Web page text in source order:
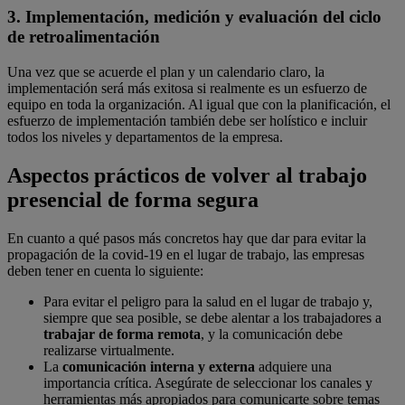
3. Implementación, medición y evaluación del ciclo
de retroalimentación
Una vez que se acuerde el plan y un calendario claro, la
implementación será más exitosa si realmente es un esfuerzo de
equipo en toda la organización. Al igual que con la planificación, el
esfuerzo de implementación también debe ser holístico e incluir
todos los niveles y departamentos de la empresa.
Aspectos prácticos de volver al trabajo
presencial de forma segura
En cuanto a qué pasos más concretos hay que dar para evitar la
propagación de la covid-19 en el lugar de trabajo, las empresas
deben tener en cuenta lo siguiente:
Para evitar el peligro para la salud en el lugar de trabajo y,
siempre que sea posible, se debe alentar a los trabajadores a
trabajar de forma remota, y la comunicación debe
realizarse virtualmente.
La comunicación interna y externa adquiere una
importancia crítica. Asegúrate de seleccionar los canales y
herramientas más apropiados para comunicarte sobre temas